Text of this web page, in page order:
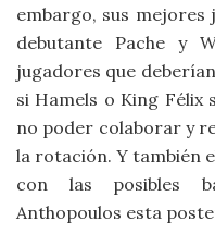
embargo, sus mejores
debutante Pache y
jugadores que
si Hamels o King Félix
no poder colaborar y
la rotación. Y también
con las posibles
Anthopoulos esta